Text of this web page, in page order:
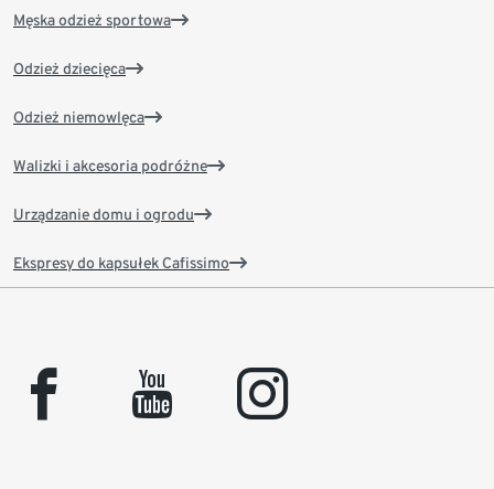
Męska odzież sportowa
Odzież dziecięca
Odzież niemowlęca
Walizki i akcesoria podróżne
Urządzanie domu i ogrodu
Ekspresy do kapsułek Cafissimo
facebook youtube instagram